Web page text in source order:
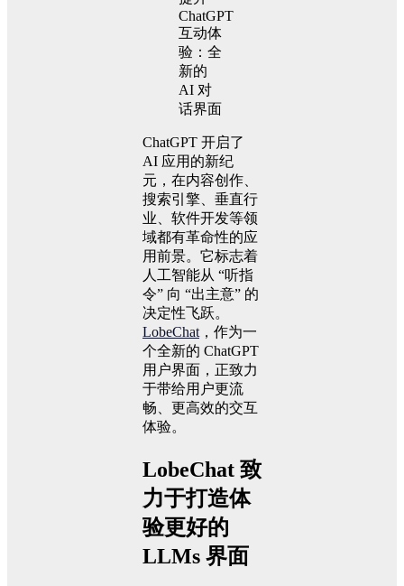
ChatGPT 开启了
AI 应用的新纪
元，在内容创作、
搜索引擎、垂直行
业、软件开发等领
域都有革命性的应
用前景。它标志着
人工智能从 “听指
令” 向 “出主意” 的
决定性飞跃。
LobeChat ，作为一
个全新的 ChatGPT
用户界面，正致力
于带给用户更流
畅、更高效的交互
体验。
LobeChat 致
力于打造体
验更好的
LLMs 界面